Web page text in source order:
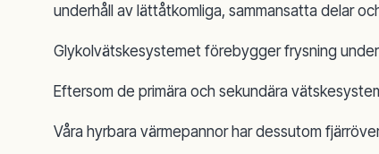
underhåll av lättåtkomliga, sammansatta delar
Glykolvätskesystemet förebygger frysning
Eftersom de primära och sekundära
Våra hyrbara värmepannor har dessutom